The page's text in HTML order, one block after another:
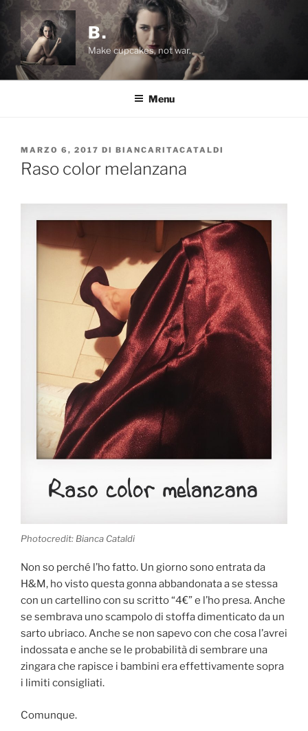
Salta
contenuto
B.
Make cupcakes, not war.
Menu
PUBBLICATO
IL
MARZO 6, 2017 DI BIANCARITACATALDI
Raso color melanzana
Photocredit: Bianca Cataldi
Non so perché l’ho fatto. Un giorno sono entrata da
H&M, ho visto questa gonna abbandonata a se stessa
con un cartellino con su scritto “4€” e l’ho presa. Anche
se sembrava uno scampolo di stoffa dimenticato da un
sarto ubriaco. Anche se non sapevo con che cosa l’avrei
indossata e anche se le probabilità di sembrare una
zingara che rapisce i bambini era effettivamente sopra
i limiti consigliati.
Comunque.